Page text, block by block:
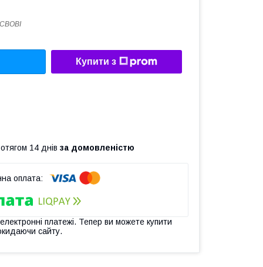
Купити з
14 днів за домовленістю
платежі. Тепер ви можете купити
сайту.